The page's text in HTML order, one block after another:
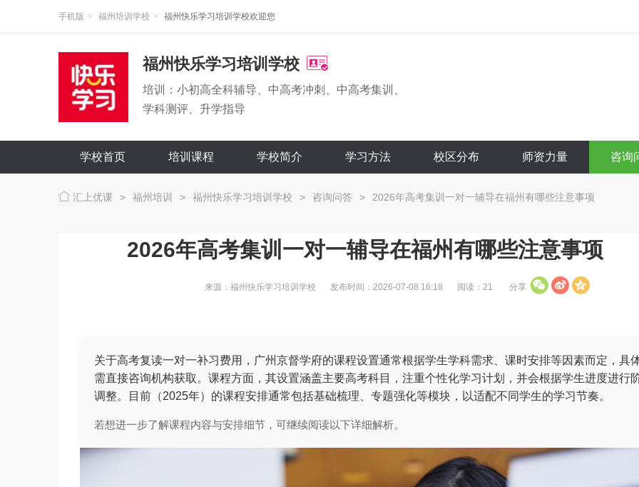
手机版 > 福州培训学校 > 福州快乐学习培训学校欢迎您
福州快乐学习培训学校
培训：小初高全科辅导、中高考冲刺、中高考集训、
学科测评、升学指导
学校首页 培训课程 学校简介 学习方法 校区分布 师资力量 咨询
汇上优课 > 福州培训 > 福州快乐学习培训学校 > 咨询问答 > 2026年高考集训一对一辅导在福州有哪些注意事项
2026年高考集训一对一辅导在福州有哪些注意事项
来源：福州快乐学习培训学校 发布时间：2026-07-08 16:18 阅读：21 分享
关于高考复读一对一补习费用，广州京督学府的课程设置通常根据学生学科需求、课时安排等因素而定，具
需直接咨询机构获取。课程方面，其设置涵盖主要高考科目，注重个性化学习计划，并会根据学生进度进行
调整。目前（2025年）的课程安排通常包括基础梳理、专题强化等模块，以适配不同学生的学习节奏。
若想进一步了解课程内容与安排细节，可继续阅读以下详细解析。